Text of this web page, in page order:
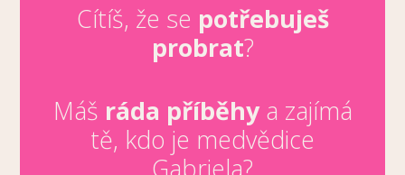
Cítíš, že se potřebuješ
probrat?
Máš ráda příběhya zajímá
tě, kdo je medvědice
Gabriela?